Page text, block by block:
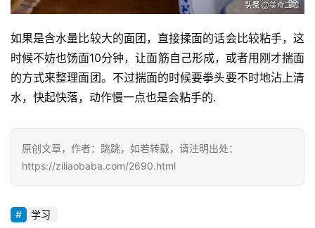
如果是含水量比较大的面团，直接揉面的话会比较粘手，这
时候不妨也饧面10分钟，让面筋自己形成，或者用刚才揣面
的方式来整理面团。不过揣面的时候要拳头要不时地沾上清
水，快起快落，动作慢一点也是会粘手的.
原创文章，作者：跳跳，如若转载，请注明出处：
https://ziliaobaba.com/2690.html
学习